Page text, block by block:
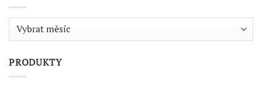
Archiv
článků
PRODUKTY